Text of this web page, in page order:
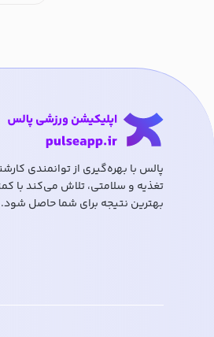
پالس با بهره‌گیری از توانمندی
تغذیه و سلامتی، تلاش می‌کند با
بهترین نتیجه برای شما حاصل شود.